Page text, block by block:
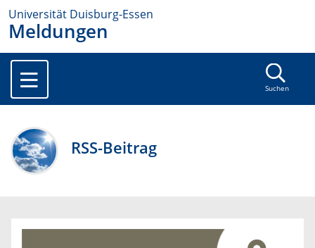
Universität Duisburg-Essen
Meldungen
Suchen
RSS-Beitrag